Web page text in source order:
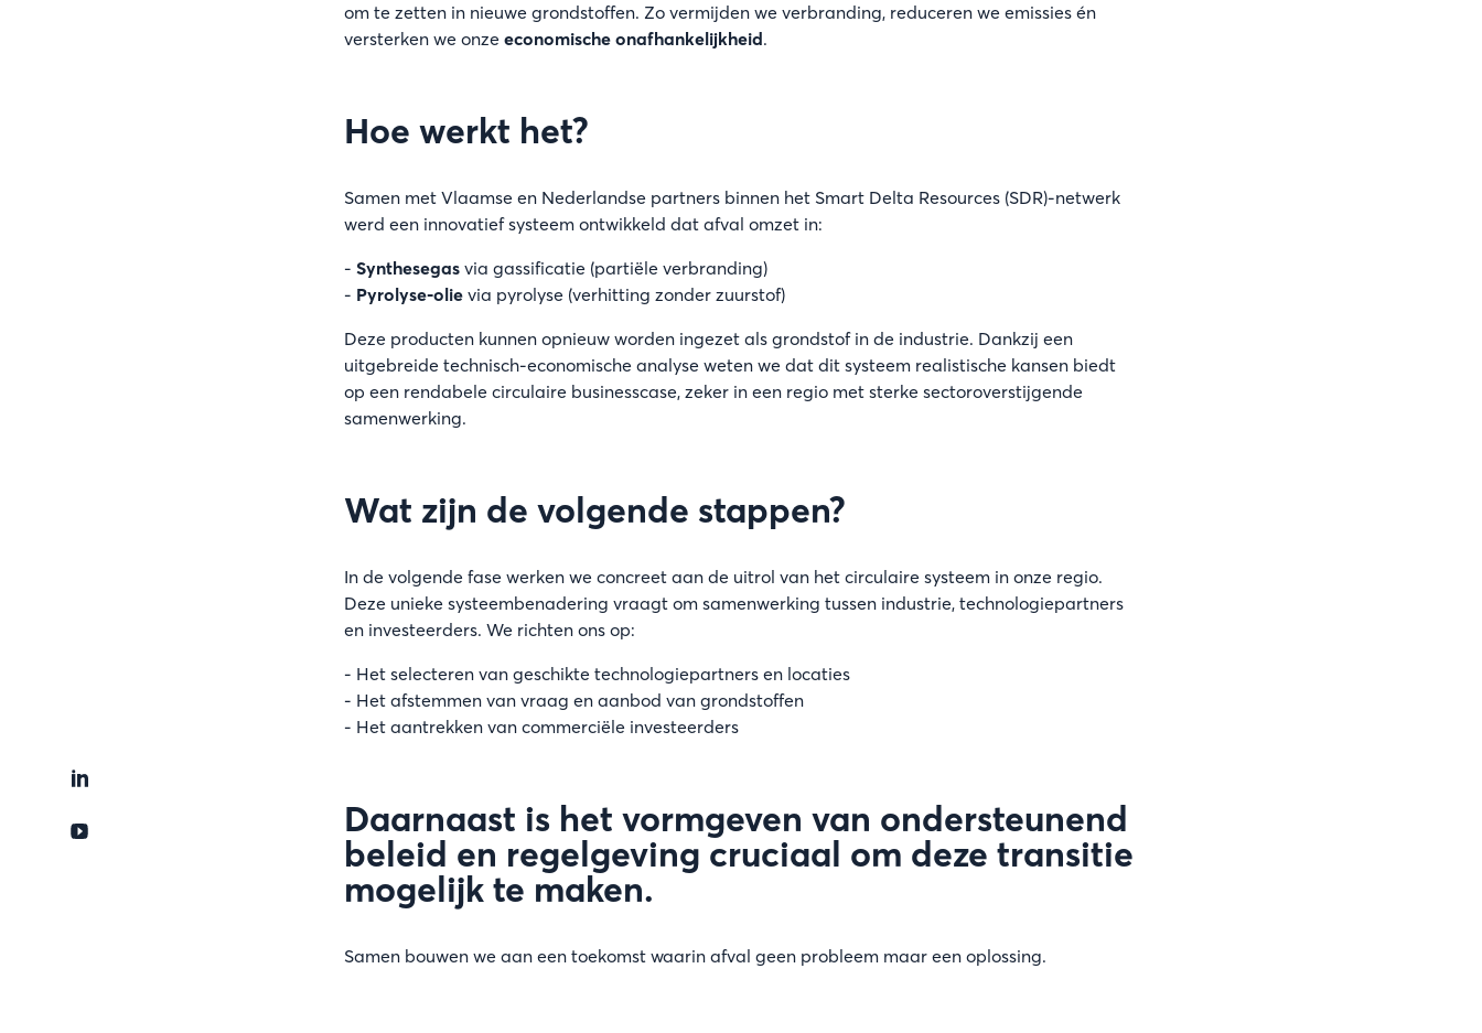
om te zetten in nieuwe grondstoffen. Zo vermijden we verbranding, reduceren we emissies én
versterken we onze economische onafhankelijkheid.
Hoe werkt het?
Samen met Vlaamse en Nederlandse partners binnen het Smart Delta Resources (SDR)-netwerk
werd een innovatief systeem ontwikkeld dat afval omzet in:
- Synthesegas via gassificatie (partiële verbranding)
- Pyrolyse-olie via pyrolyse (verhitting zonder zuurstof)
Deze producten kunnen opnieuw worden ingezet als grondstof in de industrie. Dankzij een
uitgebreide technisch-economische analyse weten we dat dit systeem realistische kansen biedt
op een rendabele circulaire businesscase, zeker in een regio met sterke sectoroverstijgende
samenwerking.
Wat zijn de volgende stappen?
In de volgende fase werken we concreet aan de uitrol van het circulaire systeem in onze regio.
Deze unieke systeembenadering vraagt om samenwerking tussen industrie, technologiepartners
en investeerders. We richten ons op:
- Het selecteren van geschikte technologiepartners en locaties
- Het afstemmen van vraag en aanbod van grondstoffen
- Het aantrekken van commerciële investeerders
Daarnaast is het vormgeven van ondersteunend
beleid en regelgeving cruciaal om deze transitie
mogelijk te maken.
Samen bouwen we aan een toekomst waarin afval geen probleem maar een oplossing.